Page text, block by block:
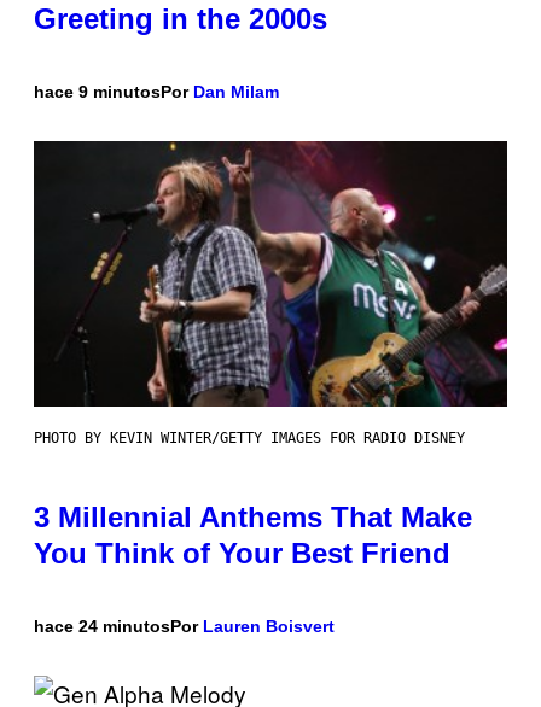
Greeting in the 2000s
hace 9 minutosPor Dan Milam
PHOTO BY KEVIN WINTER/GETTY IMAGES FOR RADIO DISNEY
3 Millennial Anthems That Make
You Think of Your Best Friend
hace 24 minutosPor Lauren Boisvert